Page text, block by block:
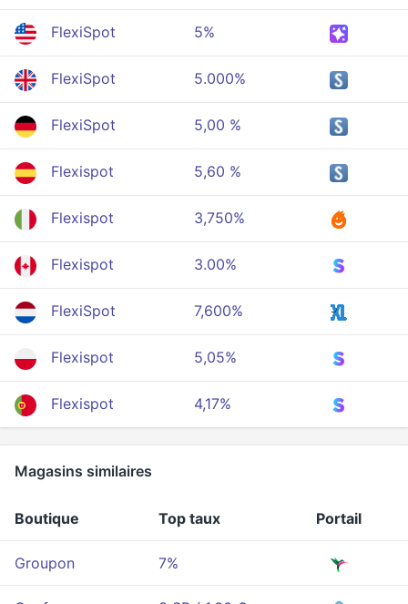
FlexiSpot 5%
FlexiSpot 5.000%
FlexiSpot 5,00 %
Flexispot 5,60 %
Flexispot 3,750%
Flexispot 3.00%
FlexiSpot 7,600%
Flexispot 5,05%
Flexispot 4,17%
Magasins similaires
Boutique Top taux Portail
Groupon 7%